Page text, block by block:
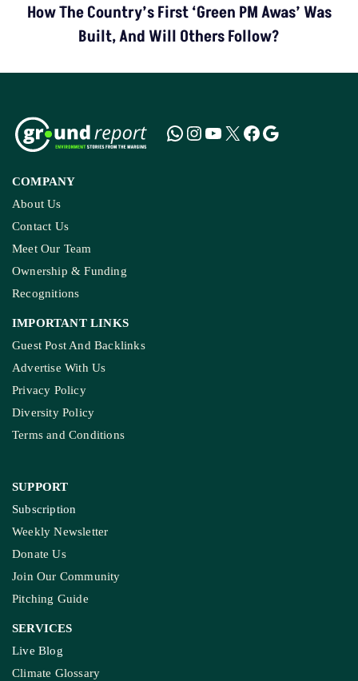
How The Country’s First ‘Green PM Awas’ Was
Built, And Will Others Follow?
COMPANY
About Us
Contact Us
Meet Our Team
Ownership & Funding
Recognitions
IMPORTANT LINKS
Guest Post And Backlinks
Advertise With Us
Privacy Policy
Diversity Policy
Terms and Conditions
SUPPORT
Subscription
Weekly Newsletter
Donate Us
Join Our Community
Pitching Guide
SERVICES
Live Blog
Climate Glossary